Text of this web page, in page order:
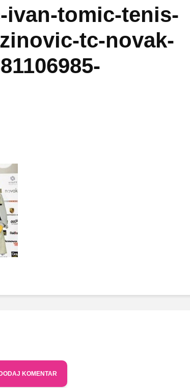
tomic-tenis-
tc-novak-
DODAJ KOMENTAR